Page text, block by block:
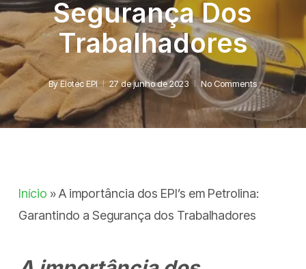
Segurança Dos
Trabalhadores
By Elotec EPI 27 de junho de 2023 No Comments
Início »A importância dos EPI’s em Petrolina:
Garantindo a Segurança dos Trabalhadores